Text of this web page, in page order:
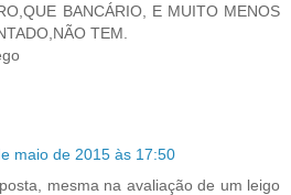
BANCÁRIO, E MUITO MENOS
TEM.
maio de 2015 às 17:50
mesma na avaliação de um leigo